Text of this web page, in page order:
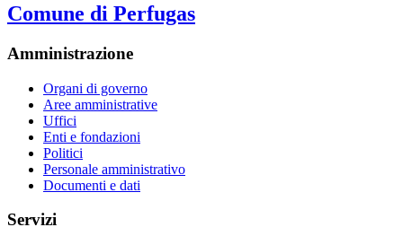
Comune di Perfugas
Amministrazione
Organi di governo
Aree amministrative
Uffici
Enti e fondazioni
Politici
Personale amministrativo
Documenti e dati
Servizi